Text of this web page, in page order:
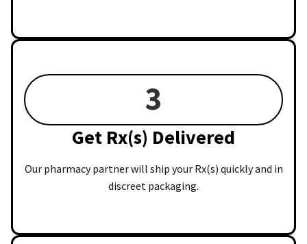
3
Get Rx(s) Delivered
Our pharmacy partner will ship your Rx(s) quickly and in
discreet packaging.